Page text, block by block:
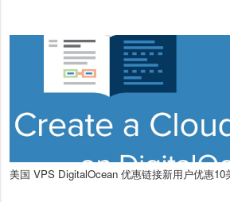
美国 VPS DigitalOcean 优惠链接新用户优惠10